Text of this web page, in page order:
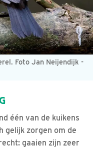
Foto Jan Neijendijk -
één van de kuikens
gelijk zorgen om de
gaaien zijn zeer